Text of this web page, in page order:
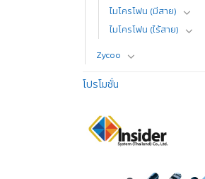
ไมโครโฟน (มีสาย)
ไมโครโฟน (ไร้สาย)
Zycoo
โปรโมชั่น